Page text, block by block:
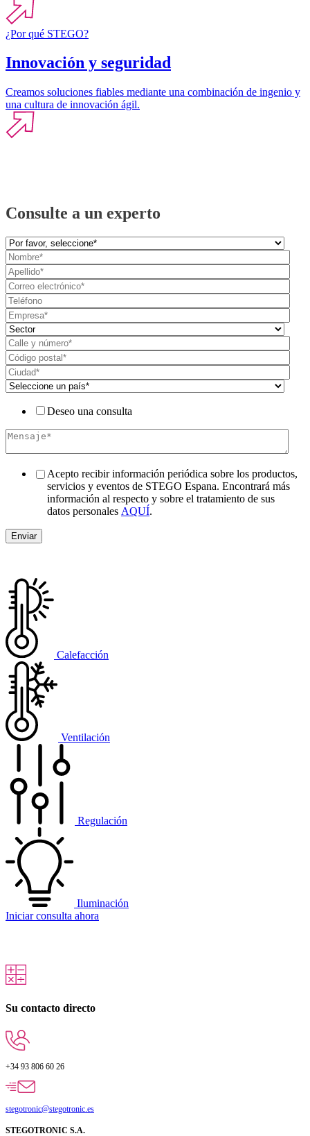
¿Por qué STEGO?
Innovación y seguridad
Creamos soluciones fiables mediante una combinación de ingenio y
una cultura de innovación ágil.
Consulte a un experto
Deseo una consulta
Acepto recibir información periódica sobre los productos,
servicios y eventos de STEGO Espana. Encontrará más
información al respecto y sobre el tratamiento de sus
datos personales AQUÍ.
Calefacción
Ventilación
Regulación
Iluminación
Iniciar consulta ahora
Su contacto directo
+34 93 806 60 26
stegotronic@stegotronic.es
STEGOTRONIC S.A.